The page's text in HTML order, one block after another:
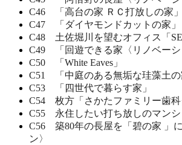
C46 「高台の家 ＲＣ打放しの家」
C47 「ダイヤモンドカットの家」
C48 土佐堀川を望むオフィス「
C49 「回遊できる家〈リノベーシ
C50 「White Eaves」
C51 「中庭のある無垢な珪藻土の
C53 「四世代で暮らす家」
C54 枚方「さかたファミリー歯科
C55 永住したい打ち放しのマンシ
C56 築80年の長屋を「碧の家 」
ン〉